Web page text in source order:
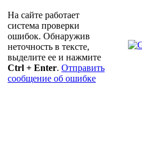
На сайте работает
система проверки
ошибок. Обнаружив
неточность в тексте,
выделите ее и нажмите
Ctrl + Enter. Отправить
сообщение об ошибке